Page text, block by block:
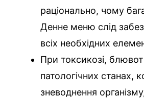
раціонально, чому
Денне меню слід
всіх необхідних
При токсикозі,
патологічних станах,
зневоднення